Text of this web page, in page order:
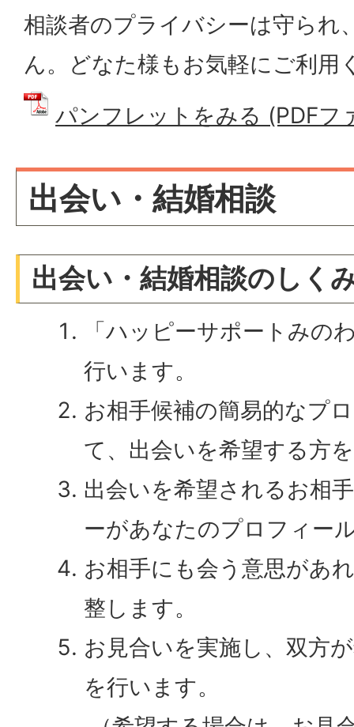
相談者のプライバシーは守られ
ん。どなた様もお気軽にご利用
パンフレットをみる (PDFフ
出会い・結婚相談
出会い・結婚相談のしく
「ハッピーサポートみの
行います。
お相手候補の簡易的なプ
て、出会いを希望する方
出会いを希望されるお相
ーがあなたのプロフィー
お相手にも会う意思があ
整します。
お見合いを実施し、双方
を行います。